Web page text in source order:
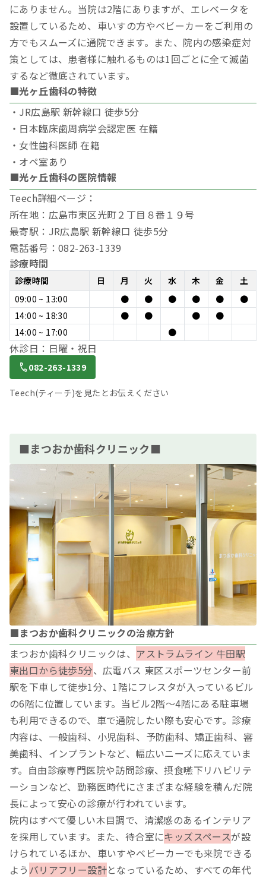
にありません。当院は2階にありますが、エレベータを
設置しているため、車いすの方やベビーカーをご利用の
方でもスムーズに通院できます。また、院内の感染症対
策としては、患者様に触れるものは1回ごとに全て滅菌
するなど徹底されています。
■光ヶ丘歯科の特徴
・JR広島駅 新幹線口 徒歩5分
・日本臨床歯周病学会認定医 在籍
・女性歯科医師 在籍
・オペ室あり
■光ヶ丘歯科の医院情報
Teech詳細ページ：
所在地：広島市東区光町２丁目８番１９号
最寄駅：JR広島駅 新幹線口 徒歩5分
電話番号：082-263-1339
診療時間
診療時間 日 月 火 水 木 金
土
09:00 ~ 13:00
● ● ● ● ●
●
14:00 ~ 18:30
● ● ●
●
14:00 ~ 17:00
●
休診日：日曜・祝日
082-263-1339
Teech(ティーチ)を見たとお伝えください
■まつおか歯科クリニック■
■まつおか歯科クリニックの治療方針
まつおか歯科クリニックは、 アストラムライン 牛田駅
東出口から徒歩5分、広電バス 東区スポーツセンター前
駅を下車して徒歩1分、1階にフレスタが入っているビル
の6階に位置しています。当ビル2階～4階にある駐車場
も利用できるので、車で通院したい際も安心です。診療
内容は、一般歯科、小児歯科、予防歯科、矯正歯科、審
美歯科、インプラントなど、幅広いニーズに応えていま
す。自由診療専門医院や訪問診療、摂食嚥下リハビリテ
ーションなど、勤務医時代にさまざまな経験を積んだ院
長によって安心の診療が行われています。
院内はすべて優しい木目調で、清潔感のあるインテリア
を採用しています。また、待合室にキッズスペースが設
けられているほか、車いすやベビーカーでも来院できる
よう バリアフリー設計となっているため、すべての年代